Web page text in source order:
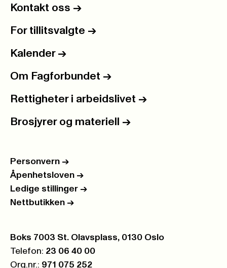
Kontakt oss ->
For tillitsvalgte ->
Kalender ->
Om Fagforbundet ->
Rettigheter i arbeidslivet ->
Brosjyrer og materiell ->
Personvern ->
Åpenhetsloven ->
Ledige stillinger ->
Nettbutikken ->
Postboks:
Boks 7003 St. Olavsplass, 0130 Oslo
Telefon: 23 06 40 00
Org.nr.: 971 075 252